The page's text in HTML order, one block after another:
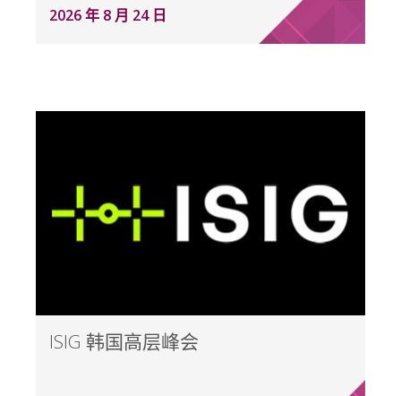
2026 年 8 月 24 日
ISIG 韩国高层峰会